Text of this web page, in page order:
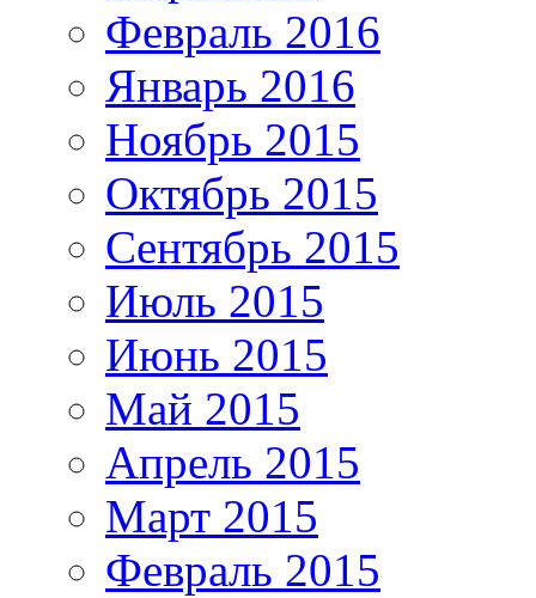
Февраль 2016
Январь 2016
Ноябрь 2015
Октябрь 2015
Сентябрь 2015
Июль 2015
Июнь 2015
Май 2015
Апрель 2015
Март 2015
Февраль 2015